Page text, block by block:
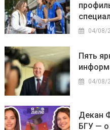
04/08/
Пять
04/08/
Декан
БГУ — о